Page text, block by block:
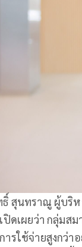
สุนทราณู ผู้บริห
ปิดเผยว่า กลุ่ม
ารใช้จ่ายสูงกว่